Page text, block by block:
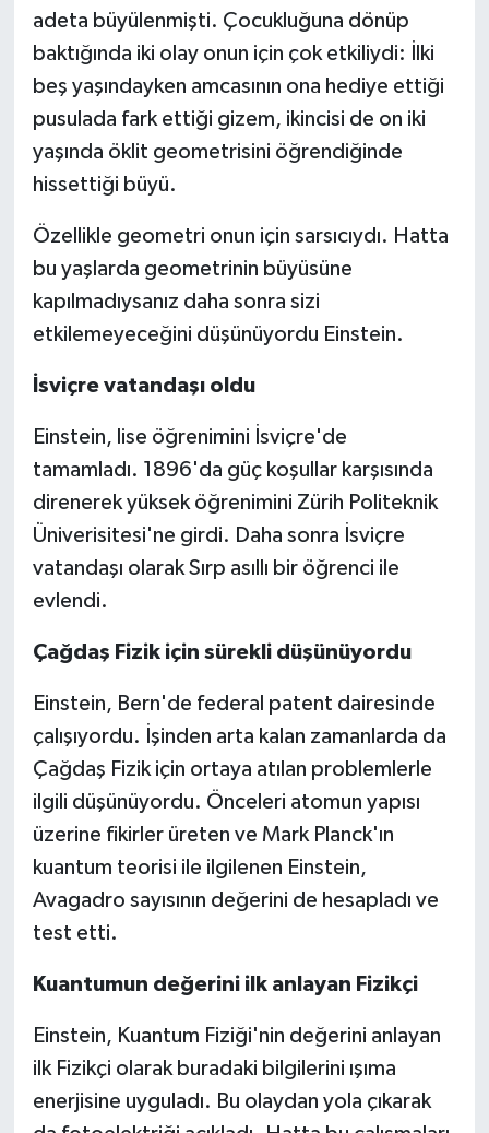
adeta büyülenmişti. Çocukluğuna dönüp
baktığında iki olay onun için çok etkiliydi: İlki
beş yaşındayken amcasının ona hediye ettiği
pusulada fark ettiği gizem, ikincisi de on iki
yaşında öklit geometrisini öğrendiğinde
hissettiği büyü.
Özellikle geometri onun için sarsıcıydı. Hatta
bu yaşlarda geometrinin büyüsüne
kapılmadıysanız daha sonra sizi
etkilemeyeceğini düşünüyordu Einstein.
İsviçre vatandaşı oldu
Einstein, lise öğrenimini İsviçre'de
tamamladı. 1896'da güç koşullar karşısında
direnerek yüksek öğrenimini Zürih Politeknik
Üniverisitesi'ne girdi. Daha sonra İsviçre
vatandaşı olarak Sırp asıllı bir öğrenci ile
evlendi.
Çağdaş Fizik için sürekli düşünüyordu
Einstein, Bern'de federal patent dairesinde
çalışıyordu. İşinden arta kalan zamanlarda da
Çağdaş Fizik için ortaya atılan problemlerle
ilgili düşünüyordu. Önceleri atomun yapısı
üzerine fikirler üreten ve Mark Planck'ın
kuantum teorisi ile ilgilenen Einstein,
Avagadro sayısının değerini de hesapladı ve
test etti.
Kuantumun değerini ilk anlayan Fizikçi
Einstein, Kuantum Fiziği'nin değerini anlayan
ilk Fizikçi olarak buradaki bilgilerini ışıma
enerjisine uyguladı. Bu olaydan yola çıkarak